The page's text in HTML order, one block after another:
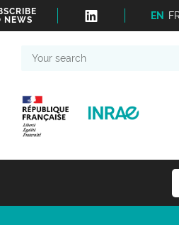
NEWS
EN
search